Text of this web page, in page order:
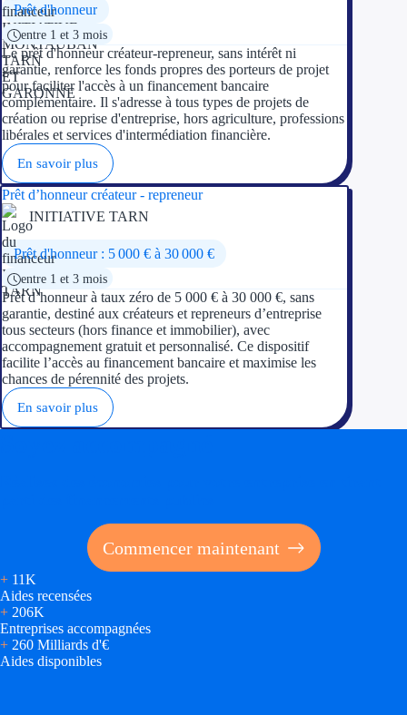
Prêt d'honneur
entre 1 et 3 mois
Le prêt d'honneur créateur-repreneur, sans intérêt ni
garantie, renforce les fonds propres des porteurs de projet
pour faciliter l'accès à un financement bancaire
complémentaire. Il s'adresse à tous types de projets de
création ou reprise d'entreprise, hors agriculture, professions
libérales et services d'intermédiation financière.
En savoir plus
Prêt d’honneur créateur - repreneur
INITIATIVE TARN
Prêt d'honneur : 5 000 € à 30 000 €
entre 1 et 3 mois
Prêt d’honneur à taux zéro de 5 000 € à 30 000 €, sans
garantie, destiné aux créateurs et repreneurs d’entreprise
tous secteurs (hors finance et immobilier), avec
accompagnement gratuit et personnalisé. Ce dispositif
facilite l’accès au financement bancaire et maximise les
chances de pérennité des projets.
En savoir plus
Commencer maintenant
+ 11K
Aides recensées
+ 206K
Entreprises accompagnées
+ 260 Milliards d'€
Aides disponibles